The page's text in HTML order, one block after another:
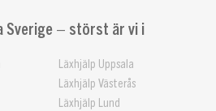
Sverige – störst är vi i
Läxhjälp Uppsala
Läxhjälp Västerås
Läxhjälp Lund